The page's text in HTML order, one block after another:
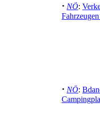
· NÖ:
· NÖ: